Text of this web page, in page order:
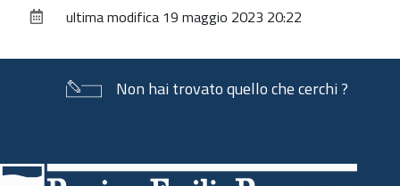
documentoultima modifica 19 maggio 2023 20:22
Non hai trovato quello che cerchi ?
di